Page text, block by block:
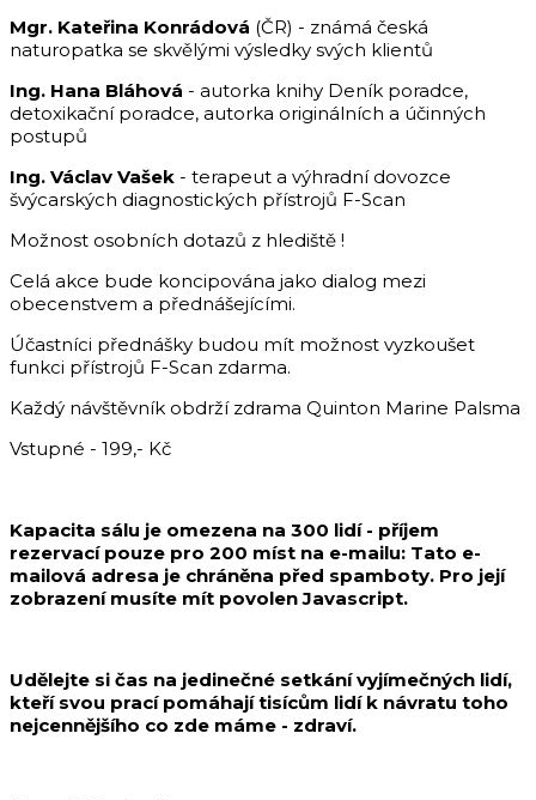
Mgr. Kateřina Konrádová (ČR) - známá česká
naturopatka se skvělými výsledky svých klientů
Ing. Hana Bláhová - autorka knihy Deník poradce,
detoxikační poradce, autorka originálních a účinných
postupů
Ing. Václav Vašek - terapeut a výhradní dovozce
švýcarských diagnostických přístrojů F-Scan
Možnost osobních dotazů z hlediště !
Celá akce bude koncipována jako dialog mezi
obecenstvem a přednášejícími.
Účastníci přednášky budou mít možnost vyzkoušet
funkci přístrojů F-Scan zdarma.
Každý návštěvník obdrží zdrama Quinton Marine Palsma
Vstupné - 199,- Kč
Kapacita sálu je omezena na 300 lidí - příjem
rezervací pouze pro 200 míst na e-mailu: Tato e-
mailová adresa je chráněna před spamboty. Pro její
zobrazení musíte mít povolen Javascript.
Udělejte si čas na jedinečné setkání vyjímečných lidí,
kteří svou prací pomáhají tisícům lidí k návratu toho
nejcennějšího co zde máme - zdraví.